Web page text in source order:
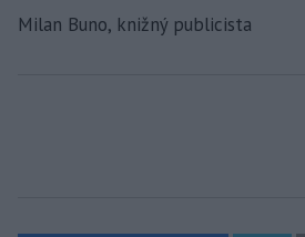
Milan Buno, knižný publicista